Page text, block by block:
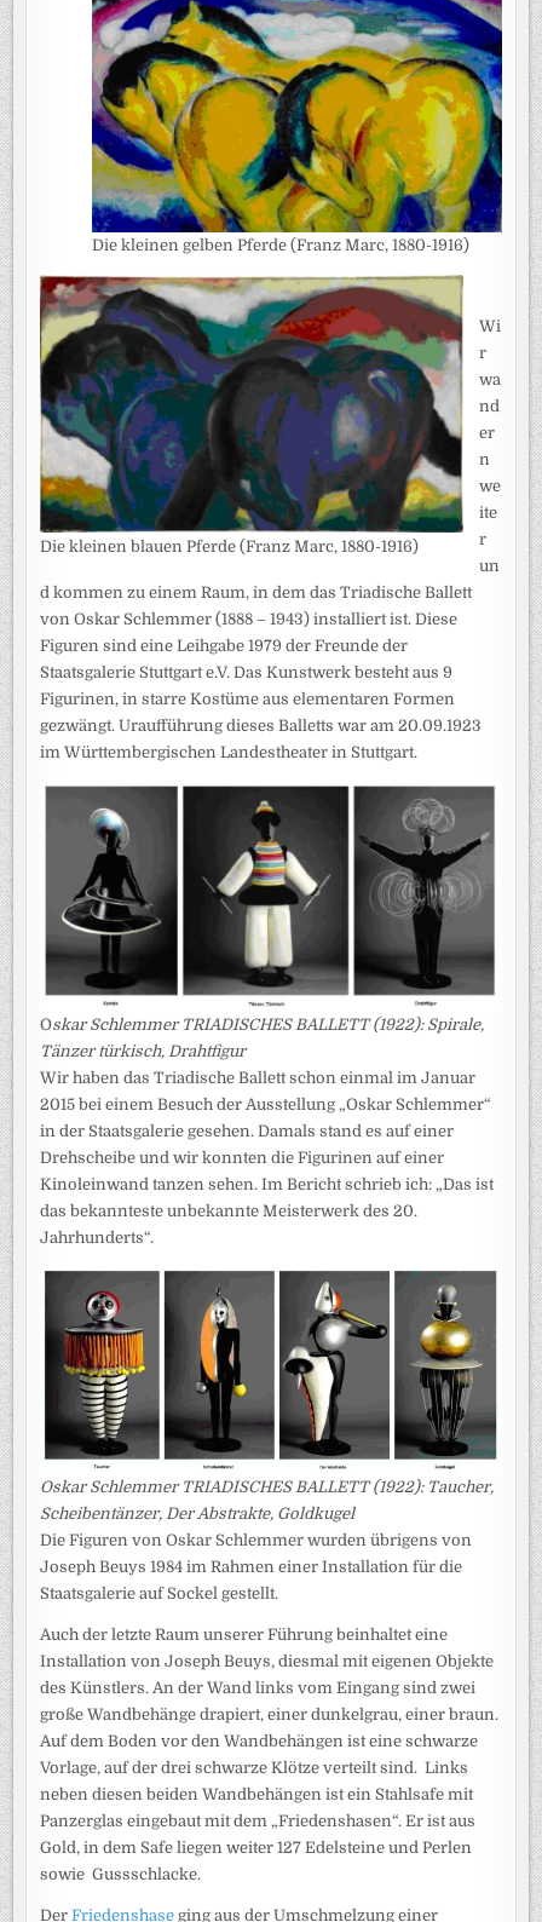
Die kleinen gelben Pferde (Franz Marc, 1880-1916)
Die kleinen blauen Pferde (Franz Marc, 1880-1916)
Wi
r
wa
nd
er
n
we
ite
r
un
d kommen zu einem Raum, in dem das Triadische Ballett
von Oskar Schlemmer (1888 – 1943) installiert ist. Diese
Figuren sind eine Leihgabe 1979 der Freunde der
Staatsgalerie Stuttgart e.V. Das Kunstwerk besteht aus 9
Figurinen, in starre Kostüme aus elementaren Formen
gezwängt. Uraufführung dieses Balletts war am 20.09.1923
im Württem­bergischen Landestheater in Stuttgart.
Oskar Schlemmer TRIADISCHES BALLETT (1922): Spirale,
Tänzer türkisch, Drahtfigur
Wir haben das Triadische Ballett schon einmal im Januar
2015 bei einem Besuch der Ausstellung „Oskar Schlemmer“
in der Staatsgalerie gesehen. Damals stand es auf einer
Drehscheibe und wir konnten die Figurinen auf einer
Kinoleinwand tanzen sehen. Im Bericht schrieb ich: „Das ist
das bekannteste unbekannte Meisterwerk des 20.
Jahrhunderts“.
Oskar Schlemmer TRIADISCHES BALLETT (1922): Taucher,
Scheibentänzer, Der Abstrakte, Goldkugel
Die Figuren von Oskar Schlemmer wurden übrigens von
Joseph Beuys 1984 im Rahmen einer Installation für die
Staatsgalerie auf Sockel gestellt.
Auch der letzte Raum unserer Führung beinhaltet eine
Installation von Joseph Beuys, diesmal mit eigenen Objekte
des Künstlers. An der Wand links vom Eingang sind zwei
große Wandbehänge drapiert, einer dunkelgrau, einer braun.
Auf dem Boden vor den Wandbehängen ist eine schwarze
Vorlage, auf der drei schwarze Klötze verteilt sind. Links
neben diesen beiden Wandbehängen ist ein Stahlsafe mit
Panzerglas eingebaut mit dem „Friedenshasen“. Er ist aus
Gold, in dem Safe liegen weiter 127 Edelsteine und Perlen
sowie Gussschlacke.
DerFriedenshase ging aus der Umschmelzung einer